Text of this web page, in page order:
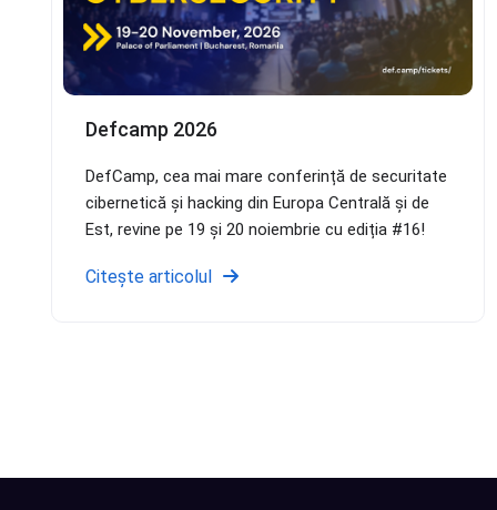
Defcamp 2026
DefCamp, cea mai mare conferință de securitate
cibernetică și hacking din Europa Centrală și de
Est, revine pe 19 și 20 noiembrie cu ediția #16!
Citește articolul